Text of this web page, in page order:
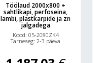
Töölaud 2000x800 +
sahtlikapi, perfoseina,
lambi, plastkarpide ja zn
jalgadega
Kood: 05-2080ZK4
Tarneaeg: 2-3 päeva